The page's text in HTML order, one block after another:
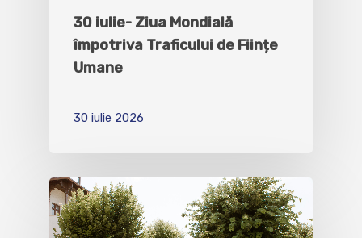
30 iulie- Ziua Mondială
împotriva Traficului de Ființe
Umane
30 iulie 2026